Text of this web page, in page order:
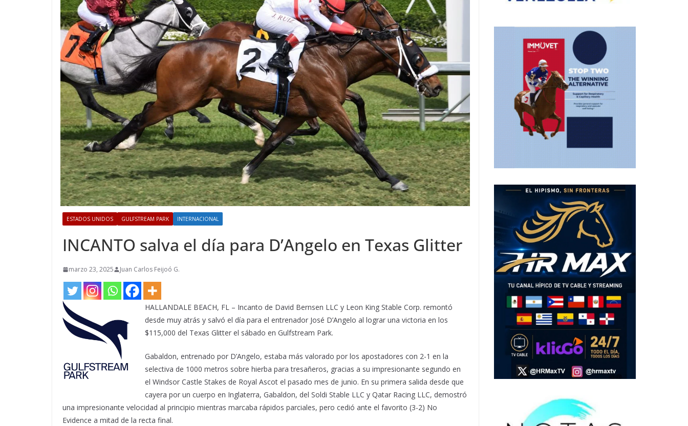
ESTADOS UNIDOS GULFSTREAM PARK INTERNACIONAL
INCANTO salva el día para D’Angelo en Texas Glitter
marzo 23, 2025 Juan Carlos Feijoó G.
HALLANDALE BEACH, FL – Incanto de David Bernsen LLC y Leon King Stable Corp. remontó
desde muy atrás y salvó el día para el entrenador José D’Angelo al lograr una victoria en los
$115,000 del Texas Glitter el sábado en Gulfstream Park.
Gabaldon, entrenado por D’Angelo, estaba más valorado por los apostadores con 2-1 en la
selectiva de 1000 metros sobre hierba para tresañeros, gracias a su impresionante segundo en
el Windsor Castle Stakes de Royal Ascot el pasado mes de junio. En su primera salida desde que
cayera por un cuerpo en Inglaterra, Gabaldon, del Soldi Stable LLC y Qatar Racing LLC, demostró
una impresionante velocidad al principio mientras marcaba rápidos parciales, pero cedió ante el favorito (3-2) No
Evidence a mitad de la recta final.